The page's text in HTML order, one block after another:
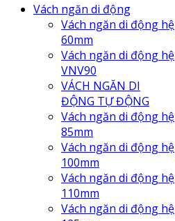
Vách ngăn di động
Vách ngăn di động hệ
60mm
Vách ngăn di động hệ
VNV90
VÁCH NGĂN DI
ĐỘNG TỰ ĐỘNG
Vách ngăn di động hệ
85mm
Vách ngăn di động hệ
100mm
Vách ngăn di động hệ
110mm
Vách ngăn di động hệ